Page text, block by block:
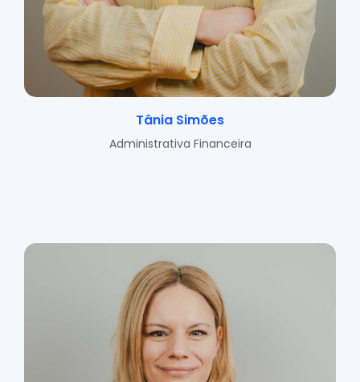
Tânia Simões
Administrativa Financeira